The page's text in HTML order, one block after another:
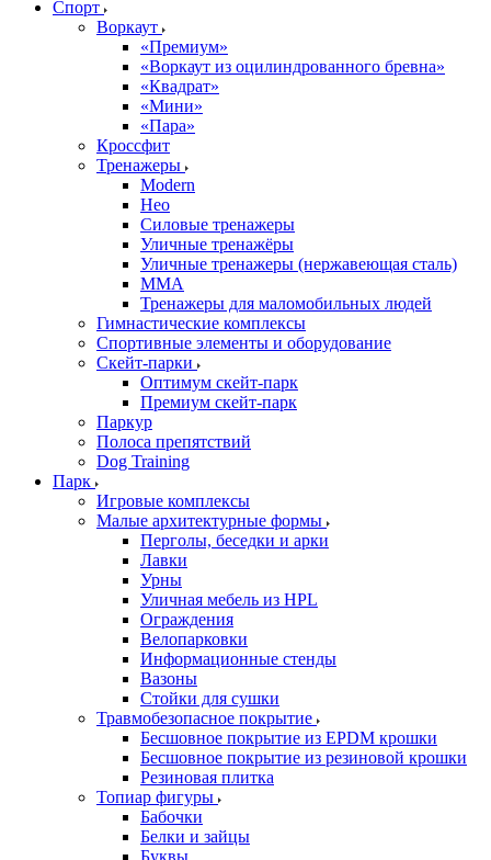
Спорт
Воркаут
«Премиум»
«Воркаут из оцилиндрованного бревна»
«Квадрат»
«Мини»
«Пара»
Кроссфит
Тренажеры
Modern
Нео
Силовые тренажеры
Уличные тренажёры
Уличные тренажеры (нержавеющая сталь)
ММА
Тренажеры для маломобильных людей
Гимнастические комплексы
Спортивные элементы и оборудование
Скейт-парки
Оптимум скейт-парк
Премиум скейт-парк
Паркур
Полоса препятствий
Dog Training
Парк
Игровые комплексы
Малые архитектурные формы
Перголы, беседки и арки
Лавки
Урны
Уличная мебель из HPL
Ограждения
Велопарковки
Информационные стенды
Вазоны
Стойки для сушки
Травмобезопасное покрытие
Бесшовное покрытие из EPDM крошки
Бесшовное покрытие из резиновой крошки
Резиновая плитка
Топиар фигуры
Бабочки
Белки и зайцы
Буквы